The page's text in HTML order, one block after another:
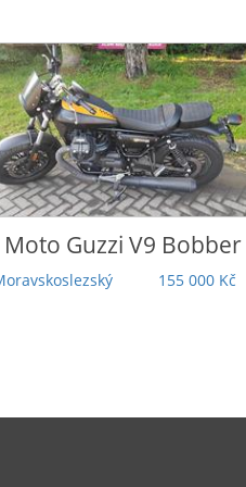
HondaRebel 1100 DCT
Touring | 5 000 km |
Záruka | TOP stav |